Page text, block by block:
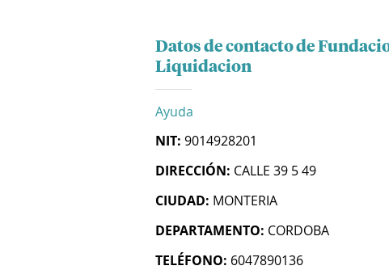
Datos de contacto de
Liquidacion
Ayuda
NIT: 9014928201
DIRECCIÓN: CALLE 39 5 49
CIUDAD: MONTERIA
DEPARTAMENTO: CORDOBA
TELÉFONO: 6047890136